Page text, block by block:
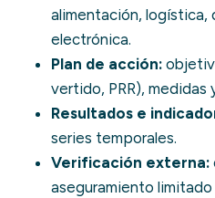
alimentación,
electrónica.
Plan de acción:
vertido, PRR), medidas
Resultados e
series temporales.
Verificación externa:
aseguramiento